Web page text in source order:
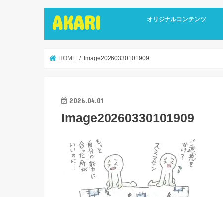
AKARI オリジナルコンテンツ
インタビュー
ライターズインタビュー
リカバリーストーリーズ
広報誌
HOME Image20260330101909
2026.04.01
Image20260330101909